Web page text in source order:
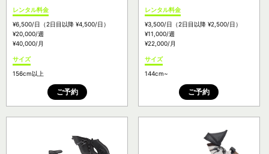
レンタル料金
¥6,500/日 （2日目以降 ¥4,500/日）
¥20,000/週
¥40,000/月
サイズ
156cm以上
ご予約
レンタル料金
¥3,500/日 （2日目以降¥2,500/日）
¥11,000/週
¥22,000/月
サイズ
144cm~
ご予約